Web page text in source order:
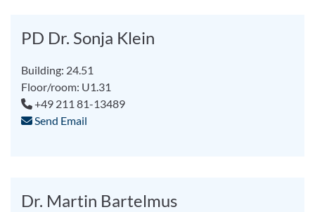
PD Dr. Sonja Klein
Building: 24.51
Floor/room: U1.31
+49 211 81-13489
Send Email
Dr. Martin Bartelmus